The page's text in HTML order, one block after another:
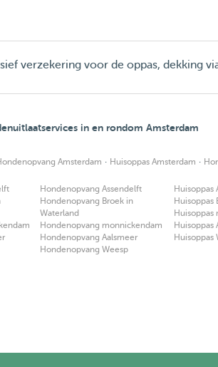
verzekering voor de oppas, dekking
in en rondom Amsterdam
Amsterdam · Huisoppas Amsterdam ·
Hondenopvang Assendelft
Hondenopvang Broek in
Waterland
Hondenopvang monnickendam
Hondenopvang Aalsmeer
Hondenopvang Weesp
Huisoppas
Huisoppas
Huisoppas
Huisoppas
Huisoppas